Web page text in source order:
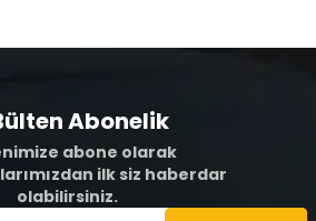
Abonelik
abone olarak
ilk siz haberdar
olabilirsiniz.